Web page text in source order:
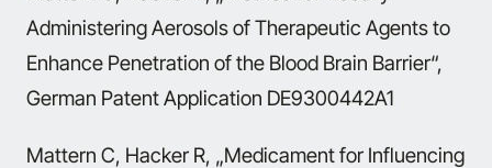
Administering Aerosols of Therapeutic Agents to
Enhance Penetration of the Blood Brain Barrier“,
German Patent Application DE9300442A1
Mattern C, Hacker R, „Medicament for Influencing